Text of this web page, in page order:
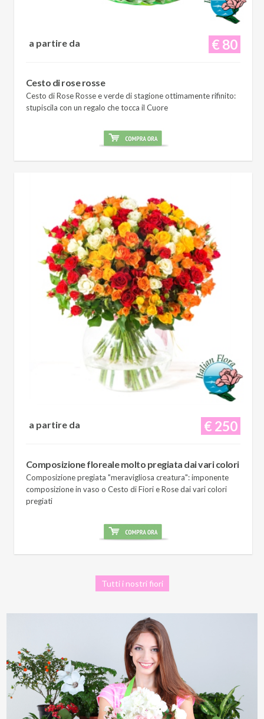
€ 80
a partire da
Cesto di rose rosse
Cesto di Rose Rosse e verde di stagione ottimamente rifinito:
stupiscila con un regalo che tocca il Cuore
€ 250
a partire da
Composizione floreale molto pregiata dai vari colori
Composizione pregiata "meravigliosa creatura": imponente
composizione in vaso o Cesto di Fiori e Rose dai vari colori
pregiati
Tutti i nostri fiori